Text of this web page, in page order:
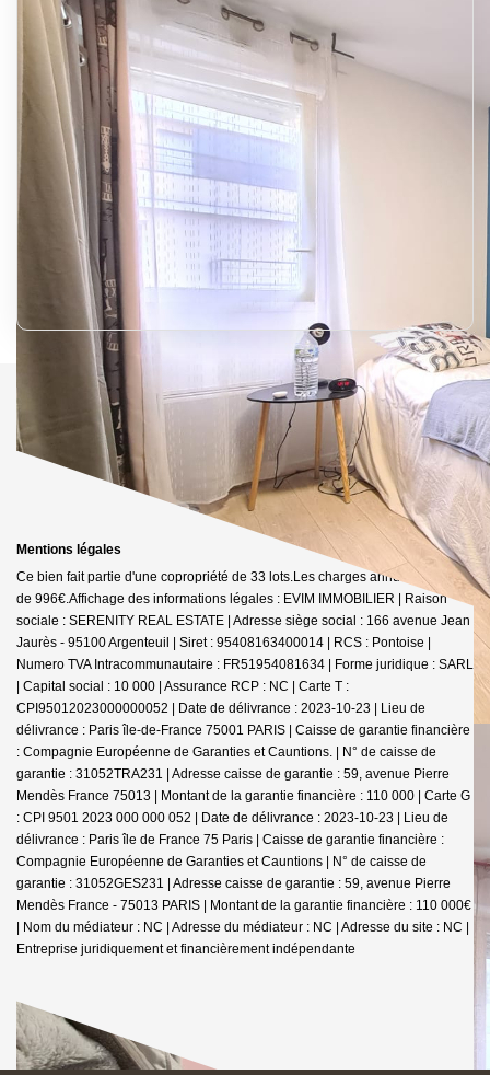
Mentions légales
Ce bien fait partie d'une copropriété de 33 lots.Les charges annuelles sont
de 996€. Affichage des informations légales : EVIM IMMOBILIER | Raison
sociale : SERENITY REAL ESTATE | Adresse siège social : 166 avenue Jean
Jaurès - 95100 Argenteuil | Siret : 95408163400014 | RCS : Pontoise |
Numero TVA Intracommunautaire : FR51954081634 | Forme juridique : SARL
| Capital social : 10 000 | Assurance RCP : NC | Carte T :
CPI95012023000000052 | Date de délivrance : 2023-10-23 | Lieu de
délivrance : Paris île-de-France 75001 PARIS | Caisse de garantie financière
: Compagnie Européenne de Garanties et Cauntions. | N° de caisse de
garantie : 31052TRA231 | Adresse caisse de garantie : 59, avenue Pierre
Mendès France 75013 | Montant de la garantie financière : 110 000 | Carte G
: CPI 9501 2023 000 000 052 | Date de délivrance : 2023-10-23 | Lieu de
délivrance : Paris île de France 75 Paris | Caisse de garantie financière :
Compagnie Européenne de Garanties et Cauntions | N° de caisse de
garantie : 31052GES231 | Adresse caisse de garantie : 59, avenue Pierre
Mendès France - 75013 PARIS | Montant de la garantie financière : 110 000€
| Nom du médiateur : NC | Adresse du médiateur : NC | Adresse du site : NC |
Entreprise juridiquement et financièrement indépendante